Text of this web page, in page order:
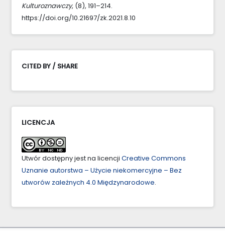
Kulturoznawczy, (8), 191–214.
https://doi.org/10.21697/zk.2021.8.10
CITED BY / SHARE
LICENCJA
Utwór dostępny jest na licencji Creative Commons
Uznanie autorstwa – Użycie niekomercyjne – Bez
utworów zależnych 4.0 Międzynarodowe.